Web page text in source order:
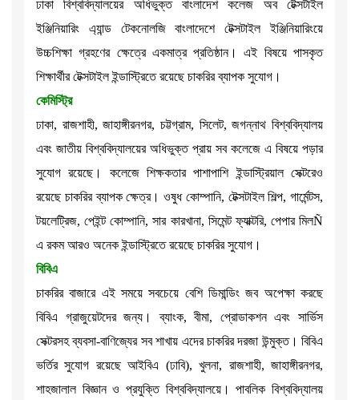
ঢাকা বিশ্ববিদ্যালয়ের অধিভুক্ত বাংলাদেশ কলেজ অব টেক্সটাইল
ইঞ্জিনিয়ারিং এ্যান্ড টেকনোলজি বাংলাদেশে টেক্সটাইল ইঞ্জিনিয়ারিংয়ে
উচ্চশিক্ষা গ্রহণের ক্ষেত্রে একমাত্র প্রতিষ্ঠান। এই বিষয়ে পাসকৃত
শিক্ষার্থীর টেক্সটাইল ইন্ডাস্ট্রিতে রয়েছে চাকরির ব্যাপক সুযোগ।
কেমিস্ট্রি
ঢাকা, রাজশাহী, জাহাঙ্গীরনগর, চট্টগ্রাম, সিলেট, জগন্নাথ বিশ্ববিদ্যালয়
এবং জাতীয় বিশ্ববিদ্যালয়ের অধিভুক্ত প্রায় সব কলেজে এ বিষয়ে পড়ার
সুযোগ রয়েছে। কলেজে শিক্ষকতার পাশাপাশি ইন্ডাস্ট্রিয়াল সেক্টরেও
রয়েছে চাকরির ব্যাপক ক্ষেত্র। ওষুধ কোম্পানি, টেক্সটাইল শিল্প, গার্মেন্টস,
টয়লেট্রিজ, পেইন্ট কোম্পানি, সার কারখানা, সিমেন্ট ফ্যাক্টরি, পেপার মিলÑ
এ রকম আরও অনেক ইন্ডাস্ট্রিতে রয়েছে চাকরির সুযোগ।
বিবিএ
চাকরির বাজারে এই সময়ে সবচেয়ে বেশি ডিমান্ডিং জব অপেক্ষা করছে
বিবিএ গ্রাজুয়েটদের জন্য। ব্যাংক, বীমা, প্রোডাকশন এবং সার্ভিস
সেক্টরসহ ব্যবসা-বাণিজ্যের সব শাখায় এদের চাকরির দরজা উন্মুক্ত। বিবিএ
ভর্তির সুযোগ রয়েছে আইবিএ (ঢাবি), খুলনা, রাজশাহী, জাহাঙ্গীরনগর,
শাহজালাল বিজ্ঞান ও প্রযুক্তি বিশ্ববিদ্যালয়ে। পাবলিক বিশ্ববিদ্যালয়